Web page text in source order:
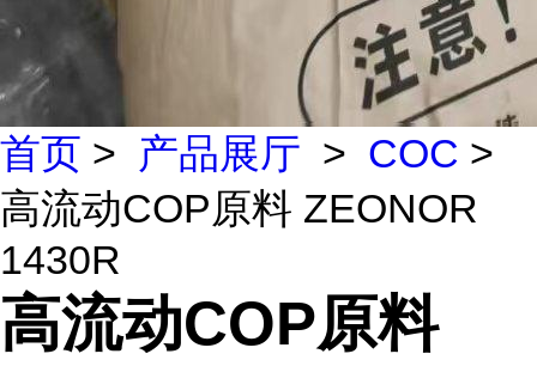
首页 > 产品展厅 > COC >
高流动COP原料 ZEONOR
1430R
高流动COP原料